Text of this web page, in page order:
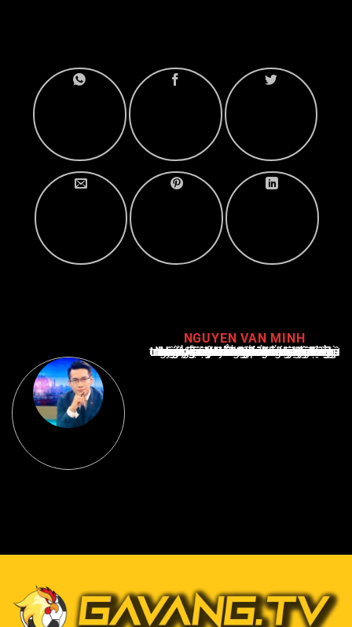
NGUYEN VAN MINH
Nguyễn Văn Minh là một trong những chuyên gia hàng đầu về báo cáo tin tức thể thao tại Việt Nam, với hơn 10 năm hoạt động trong ngành. Ông có kiến thức sâu rộng và kinh nghiệm đáng kể trong việc phân tích và báo cáo về các sự kiện thể thao hàng đầu. Sự hiểu biết sâu sắc của ông về ngành này đã giúp ông xây dựng uy tín và danh tiếng trong cộng đồng báo chí thể thao.